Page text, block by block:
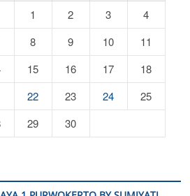
1
2 3
4
8 9 10
11
15 16 17
18
22 23 24
25
29
30